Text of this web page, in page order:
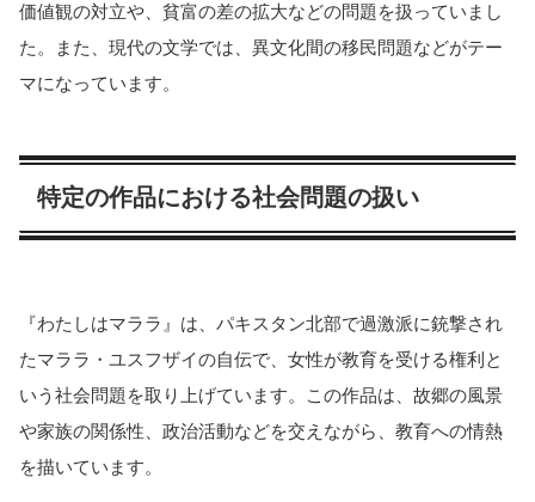
価値観の対立や、貧富の差の拡大などの問題を扱っていまし
た​​。また、現代の文学では、異文化間の移民問題などがテー
マになっています​​​​。
特定の作品における社会問題の扱い
『わたしはマララ』は、パキスタン北部で過激派に銃撃され
たマララ・ユスフザイの自伝で、女性が教育を受ける権利と
いう社会問題を取り上げています。この作品は、故郷の風景
や家族の関係性、政治活動などを交えながら、教育への情熱
を描いています​​​​。